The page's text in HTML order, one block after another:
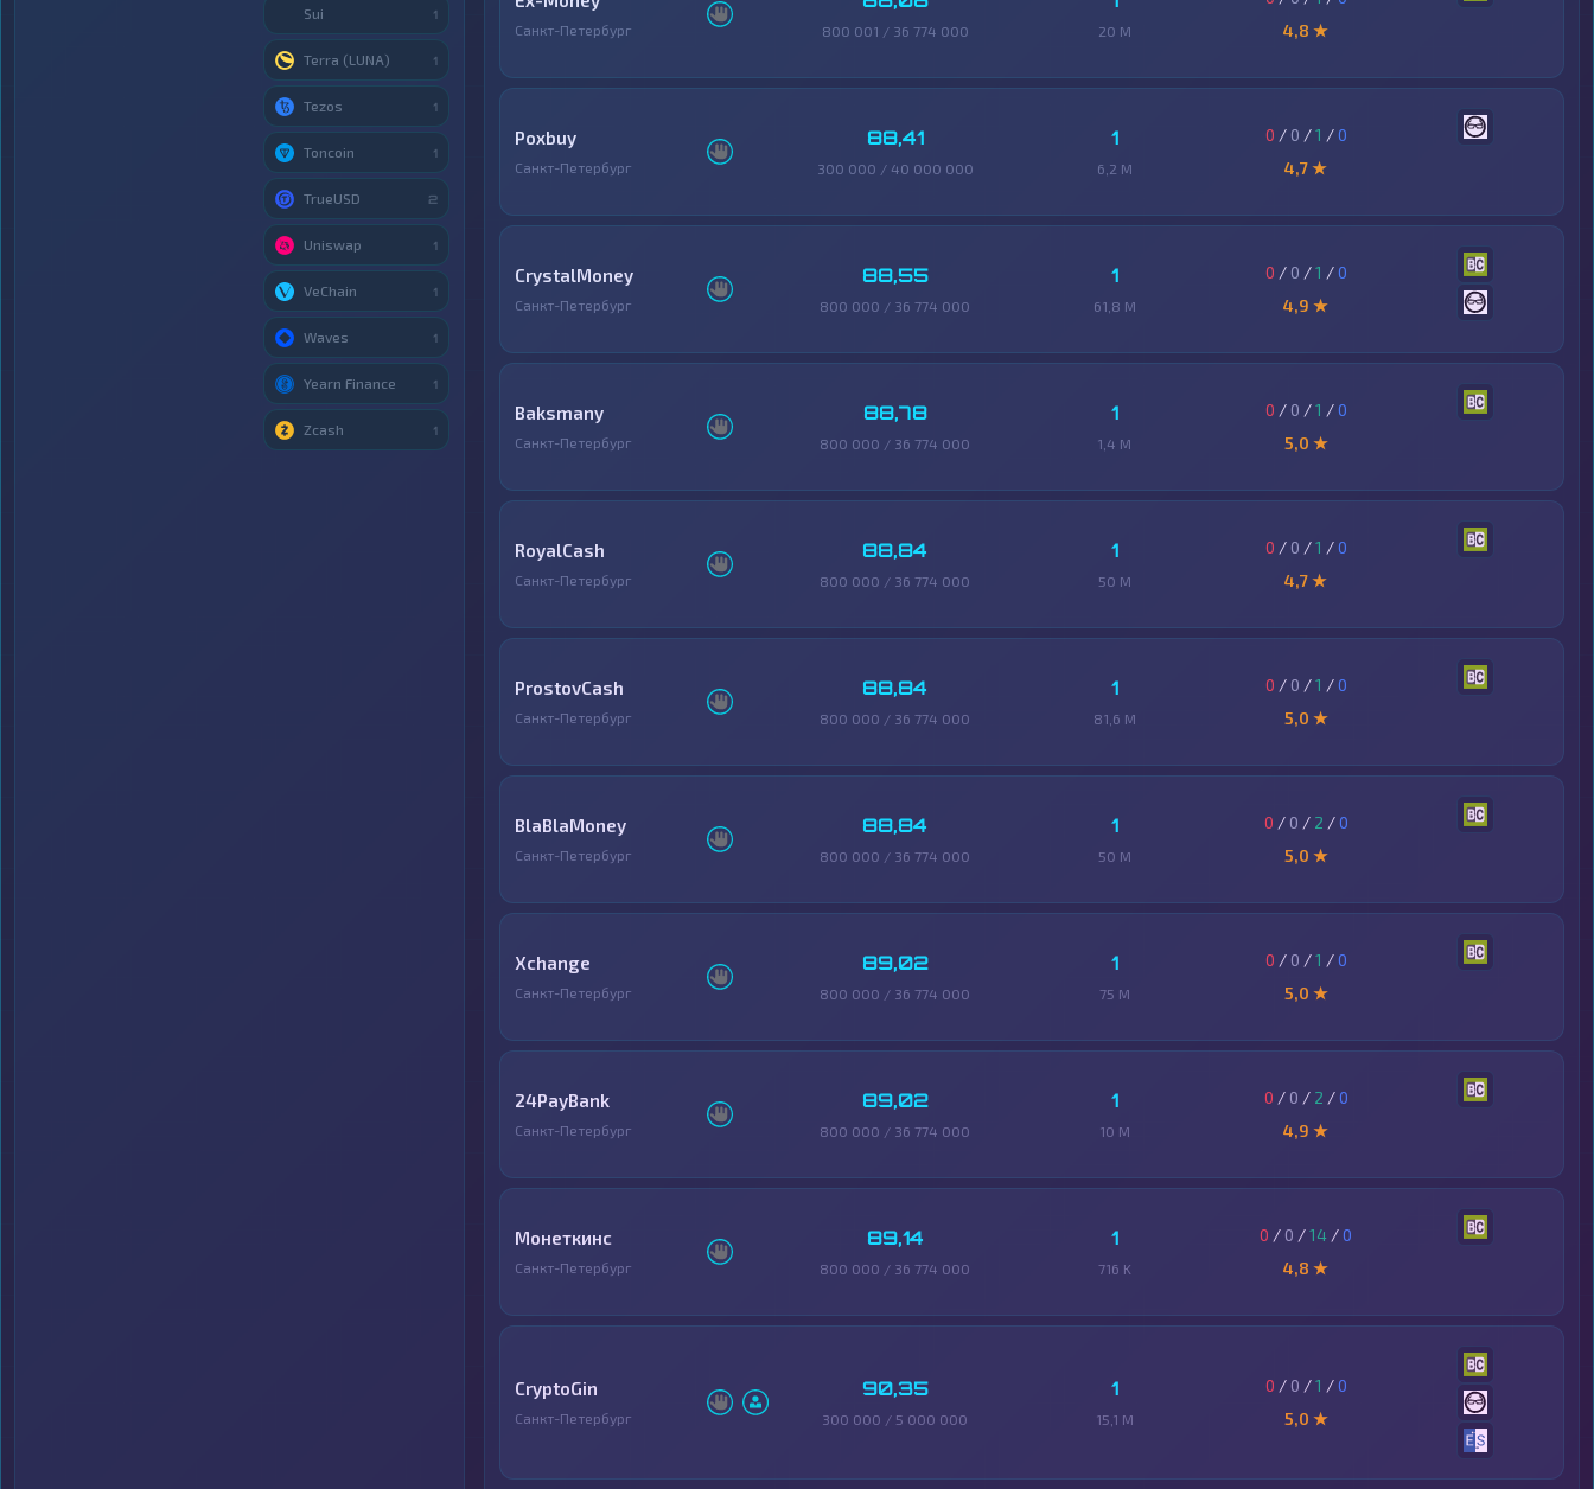
Санкт-Петербург 800 001 / 36 774 000 20 M
4,8 ★
Poxbuy
Санкт-Петербург
88,41
300 000 / 40 000 000
1
6,2 M
0 / 0 /1 /0
4,7 ★
CrystalMoney
Санкт-Петербург
88,55
800 000 / 36 774 000
1
61,8 M
0 / 0 /1 /0
4,9 ★
Baksmany
Санкт-Петербург
88,78
800 000 / 36 774 000
1
1,4 M
0 / 0 /1 /0
5,0 ★
RoyalCash
Санкт-Петербург
88,84
800 000 / 36 774 000
1
50 M
0 / 0 /1 /0
4,7 ★
ProstovCash
Санкт-Петербург
88,84
800 000 / 36 774 000
1
81,6 M
0 / 0 /1 /0
5,0 ★
BlaBlaMoney
Санкт-Петербург
88,84
800 000 / 36 774 000
1
50 M
0 / 0 / 2 /0
5,0 ★
Xchange
Санкт-Петербург
89,02
800 000 / 36 774 000
1
75 M
0 / 0 /1 /0
5,0 ★
24PayBank
Санкт-Петербург
89,02
800 000 / 36 774 000
1
10 M
0 / 0 / 2 /0
4,9 ★
Монеткинс
Санкт-Петербург
89,14
800 000 / 36 774 000
1
716 K
0 / 0 /14 /0
4,8 ★
CryptoGin
Санкт-Петербург
90,35
300 000 / 5 000 000
1
15,1 M
0 / 0 /1 /0
5,0 ★
Sui 1
Terra (LUNA) 1
Tezos 1
Toncoin 1
TrueUSD 2
Uniswap 1
VeChain 1
Waves 1
Yearn Finance 1
Zcash 1